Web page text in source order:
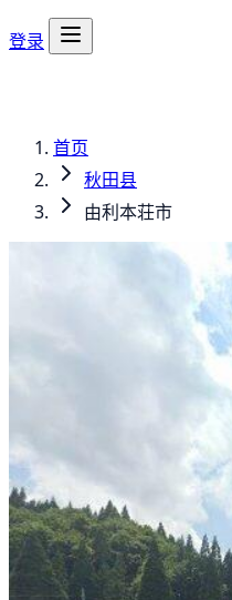
登录
首页
秋田县
由利本荘市